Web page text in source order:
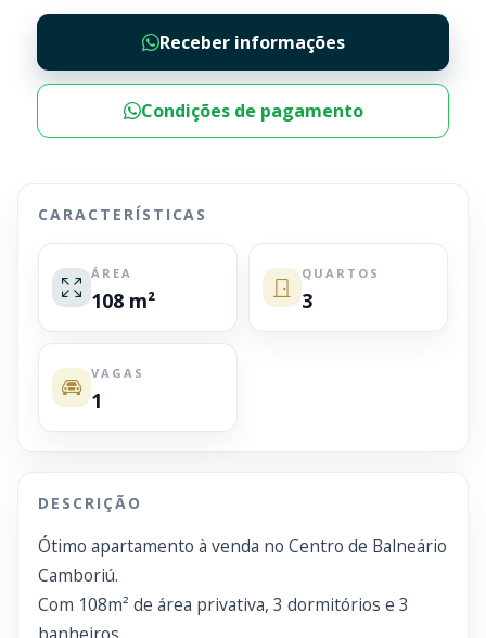
Receber informações
Condições de pagamento
CARACTERÍSTICAS
ÁREA
108 m²
QUARTOS
3
VAGAS
1
DESCRIÇÃO
Ótimo apartamento à venda no Centro de Balneário
Camboriú.
Com 108m² de área privativa, 3 dormitórios e 3